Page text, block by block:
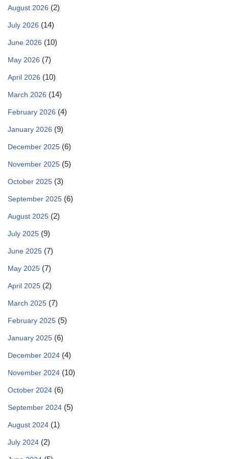
August 2026 (2)
July 2026 (14)
June 2026 (10)
May 2026 (7)
April 2026 (10)
March 2026 (14)
February 2026 (4)
January 2026 (9)
December 2025 (6)
November 2025 (5)
October 2025 (3)
September 2025 (6)
August 2025 (2)
July 2025 (9)
June 2025 (7)
May 2025 (7)
April 2025 (2)
March 2025 (7)
February 2025 (5)
January 2025 (6)
December 2024 (4)
November 2024 (10)
October 2024 (6)
September 2024 (5)
August 2024 (1)
July 2024 (2)